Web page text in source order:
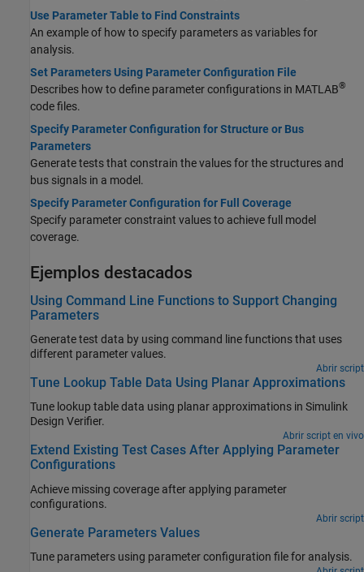
Use Parameter Table to Find Constraints
An example of how to specify parameters as variables for
analysis.
Set Parameters Using Parameter Configuration File
Describes how to define parameter configurations in MATLAB®
code files.
Specify Parameter Configuration for Structure or Bus
Parameters
Generate tests that constrain the values for the structures and
bus signals in a model.
Specify Parameter Configuration for Full Coverage
Specify parameter constraint values to achieve full model
coverage.
Ejemplos destacados
Using Command Line Functions to Support Changing
Parameters
Generate test data by using command line functions that uses
different parameter values.
Abrir script
Tune Lookup Table Data Using Planar Approximations
Tune lookup table data using planar approximations in Simulink
Design Verifier.
Abrir script en vivo
Extend Existing Test Cases After Applying Parameter
Configurations
Achieve missing coverage after applying parameter
configurations.
Abrir script
Generate Parameters Values
Tune parameters using parameter configuration file for analysis.